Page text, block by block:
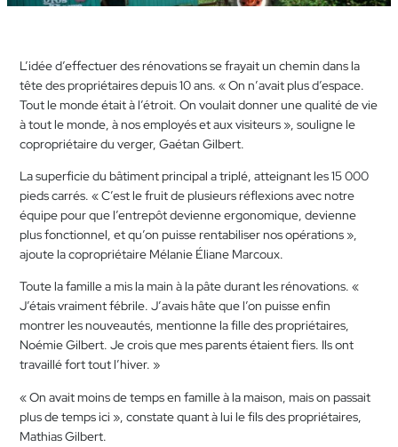
L’idée d’effectuer des rénovations se frayait un chemin dans la
tête des propriétaires depuis 10 ans. « On n’avait plus d’espace.
Tout le monde était à l’étroit. On voulait donner une qualité de vie
à tout le monde, à nos employés et aux visiteurs », souligne le
copropriétaire du verger, Gaétan Gilbert.
La superficie du bâtiment principal a triplé, atteignant les 15 000
pieds carrés. « C’est le fruit de plusieurs réflexions avec notre
équipe pour que l’entrepôt devienne ergonomique, devienne
plus fonctionnel, et qu’on puisse rentabiliser nos opérations »,
ajoute la copropriétaire Mélanie Éliane Marcoux.
Toute la famille a mis la main à la pâte durant les rénovations. «
J’étais vraiment fébrile. J’avais hâte que l’on puisse enfin
montrer les nouveautés, mentionne la fille des propriétaires,
Noémie Gilbert. Je crois que mes parents étaient fiers. Ils ont
travaillé fort tout l’hiver. »
« On avait moins de temps en famille à la maison, mais on passait
plus de temps ici », constate quant à lui le fils des propriétaires,
Mathias Gilbert.